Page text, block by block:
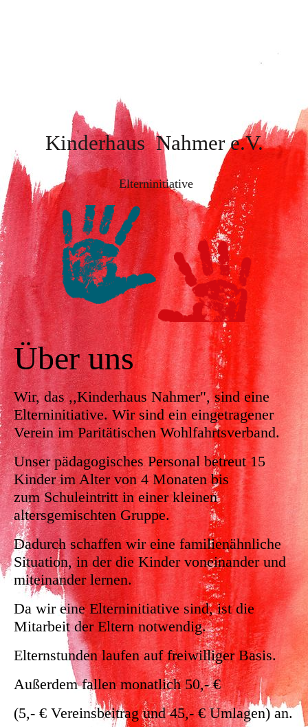
Kinderhaus Nahmere.V.
Elterninitiative
Über uns
Wir, das ,,Kinderhaus Nahmer", sind eine
Elterninitiative. Wir sind ein eingetragener
Verein im Paritätischen Wohlfahrtsverband.
Unser pädagogisches Personal betreut 15
Kinder im Alter von 4 Monaten bis
zumSchuleintritt in einer kleinen
altersgemischtenGruppe.
Dadurch schaffen wir eine familienähnliche
Situation, in der die Kinder voneinander und
miteinander lernen.
Da wir eine Elterninitiative sind, ist die
Mitarbeit der Eltern notwendig.
Elternstunden laufen auf freiwilliger Basis.
Außerdem fallen monatlich 50,- €
(5,- € Vereinsbeitrag und 45,- € Umlagen) an.